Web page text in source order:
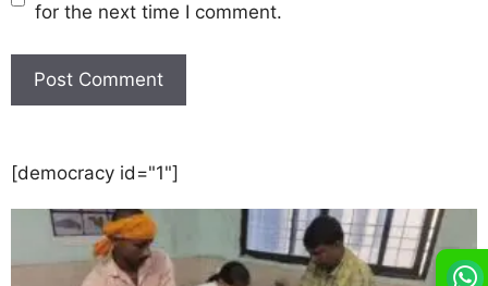
for the next time I comment.
[democracy id="1"]